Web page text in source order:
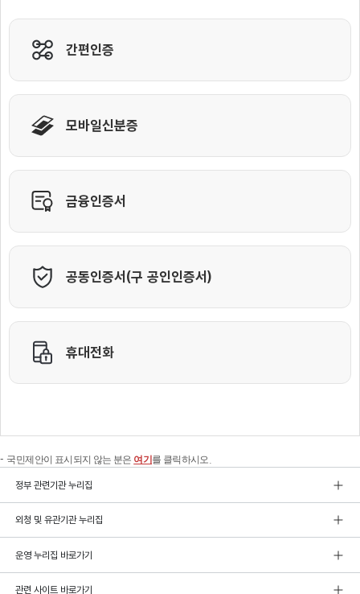
국민제안이 표시되지 않는 분은 여기 를 클릭하시오.
정부 관련기관 누리집
외청 및 유관기관 누리집
운영 누리집 바로가기
관련 사이트 바로가기